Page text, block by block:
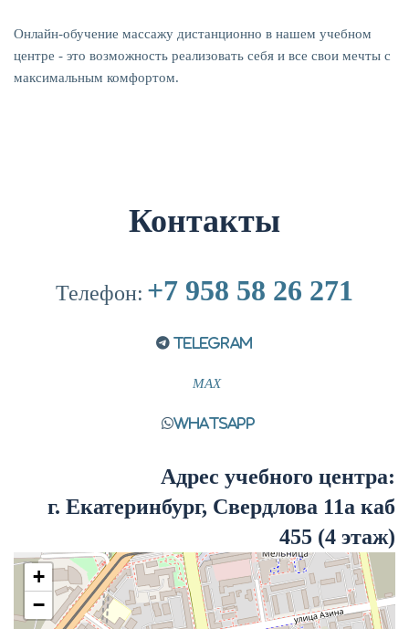
Онлайн-обучение массажу дистанционно в нашем учебном
центре - это возможность реализовать себя и все свои мечты с
максимальным комфортом.
Контакты
Телефон: +7 958 58 26 271
Telegram
MAX
WhatsApp
Адрес учебного центра:
г. Екатеринбург, Свердлова 11а каб
455 (4 этаж)
+
−